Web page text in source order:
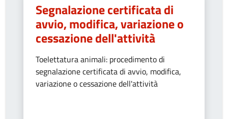
Segnalazione certificata di
avvio, modifica, variazione o
cessazione dell'attività
Toelettatura animali: procedimento di
segnalazione certificata di avvio, modifica,
variazione o cessazione dell'attività